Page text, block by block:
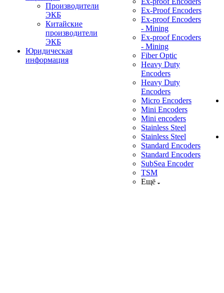
Производители
ЭКБ
Китайские
производители
ЭКБ
Юридическая
информация
Ex-Proof Encoders
Ex-proof Encoders
- Mining
Ex-proof Encoders
- Mining
Fiber Optic
Heavy Duty
Encoders
Heavy Duty
Encoders
Micro Encoders
Mini Encoders
Mini encoders
Stainless Steel
Stainless Steel
Standard Encoders
Standard Encoders
SubSea Encoder
TSM
Ещё